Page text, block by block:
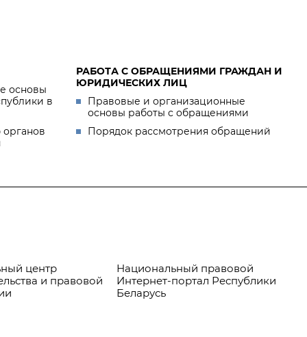
основы
в
РАБОТА С ОБРАЩЕНИЯМИ ГРАЖДАН И
ЮРИДИЧЕСКИХ ЛИЦ
Правовые и организационные
основы работы с обращениями
Порядок рассмотрения обращений
центр
и правовой
Национальный правовой
Интернет-портал Республики
Беларусь